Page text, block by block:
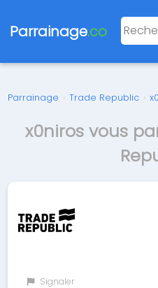
Parrainage.co
Parrainage › Trade Republic ›
x0niros vous
Signaler